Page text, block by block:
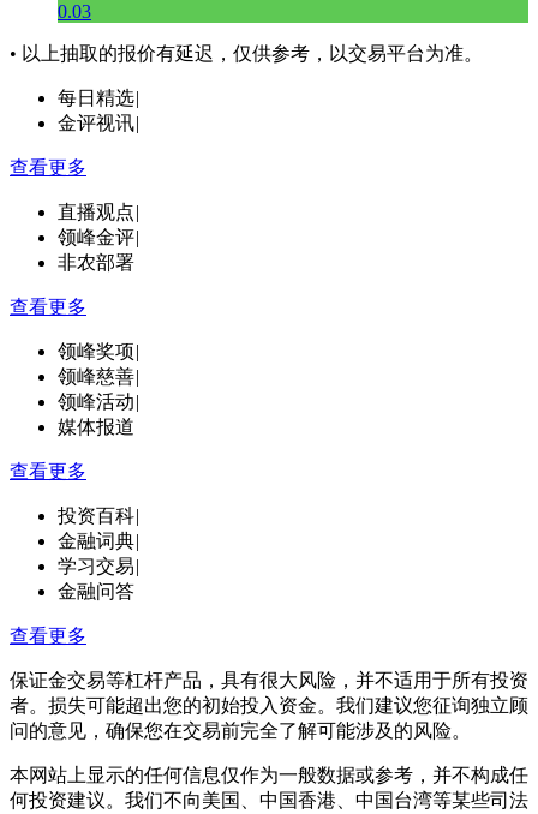
0.03
• 以上抽取的报价有延迟，仅供参考，以交易平台为准。
每日精选|
金评视讯|
查看更多
直播观点|
领峰金评|
非农部署
查看更多
领峰奖项|
领峰慈善|
领峰活动|
媒体报道
查看更多
投资百科|
金融词典|
学习交易|
金融问答
查看更多
保证金交易等杠杆产品，具有很大风险，并不适用于所有投资
者。损失可能超出您的初始投入资金。我们建议您征询独立顾
问的意见，确保您在交易前完全了解可能涉及的风险。
本网站上显示的任何信息仅作为一般数据或参考，并不构成任
何投资建议。我们不向美国、中国香港、中国台湾等某些司法